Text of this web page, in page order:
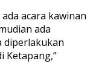
acara kawinan
ada
diperlakukan
Ketapang,”